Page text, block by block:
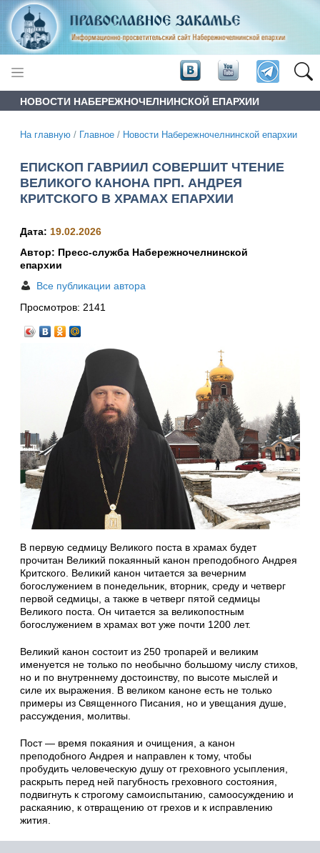
НОВОСТИ НАБЕРЕЖНОЧЕЛНИНСКОЙ ЕПАРХИИ
На главную / Главное / Новости Набережночелнинской епархии
ЕПИСКОП ГАВРИИЛ СОВЕРШИТ ЧТЕНИЕ
ВЕЛИКОГО КАНОНА ПРП. АНДРЕЯ
КРИТСКОГО В ХРАМАХ ЕПАРХИИ
Дата: 19.02.2026
Автор: Пресс-служба Набережночелнинской
епархии
Все публикации автора
Просмотров: 2141
В первую седмицу Великого поста в храмах будет
прочитан Великий покаянный канон преподобного Андрея
Критского. Великий канон читается за вечерним
богослужением в понедельник, вторник, среду и четверг
первой седмицы, а также в четверг пятой седмицы
Великого поста. Он читается за великопостным
богослужением в храмах вот уже почти 1200 лет.
Великий канон состоит из 250 тропарей и великим
именуется не только по необычно большому числу стихов,
но и по внутреннему достоинству, по высоте мыслей и
силе их выражения. В великом каноне есть не только
примеры из Священного Писания, но и увещания душе,
рассуждения, молитвы.
Пост — время покаяния и очищения, а канон
преподобного Андрея и направлен к тому, чтобы
пробудить человеческую душу от греховного усыпления,
раскрыть перед ней пагубность греховного состояния,
подвигнуть к строгому самоиспытанию, самоосуждению и
раскаянию, к отвращению от грехов и к исправлению
жития.